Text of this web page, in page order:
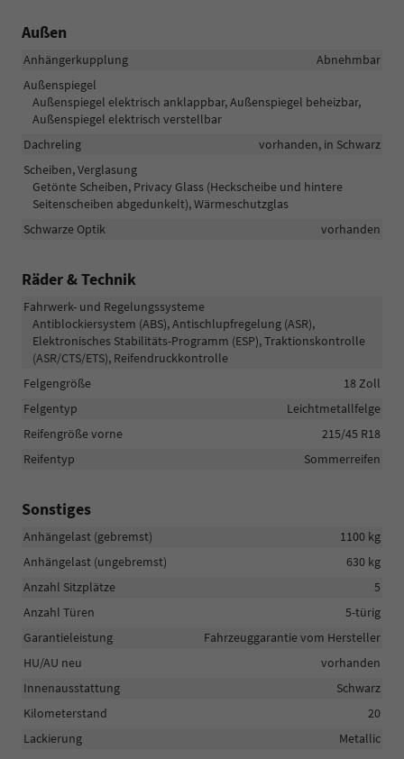
Außen
Anhängerkupplung
Abnehmbar
Außenspiegel
Außenspiegel elektrisch anklappbar, Außenspiegel beheizbar,
Außenspiegel elektrisch verstellbar
Dachreling
vorhanden, in Schwarz
Scheiben, Verglasung
Getönte Scheiben, Privacy Glass (Heckscheibe und hintere
Seitenscheiben abgedunkelt), Wärmeschutzglas
Schwarze Optik
vorhanden
Räder & Technik
Fahrwerk- und Regelungssysteme
Antiblockiersystem (ABS), Antischlupfregelung (ASR),
Elektronisches Stabilitäts-Programm (ESP), Traktionskontrolle
(ASR/CTS/ETS), Reifendruckkontrolle
Felgengröße
18 Zoll
Felgentyp
Leichtmetallfelge
Reifengröße vorne
215/45 R18
Reifentyp
Sommerreifen
Sonstiges
Anhängelast (gebremst)
1100 kg
Anhängelast (ungebremst)
630 kg
Anzahl Sitzplätze
5
Anzahl Türen
5-türig
Garantieleistung
Fahrzeuggarantie vom Hersteller
HU/AU neu
vorhanden
Innenausstattung
Schwarz
Kilometerstand
20
Lackierung
Metallic